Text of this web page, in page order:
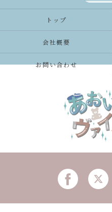
トップ
会社概要
お問い合わせ